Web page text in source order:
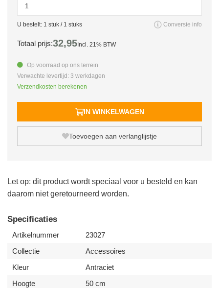
U bestelt: 1 stuk / 1 stuks Conversie info
Totaal prijs:32,95 Incl. 21% BTW
Op voorraad op ons terrein
Verwachte levertijd: 3 werkdagen
Verzendkosten berekenen
IN WINKELWAGEN
Toevoegen aan verlanglijstje
Let op: dit product wordt speciaal voor u besteld en kan
daarom niet geretourneerd worden.
Specificaties
Artikelnummer
23027
Collectie
Accessoires
Kleur
Antraciet
Hoogte
50 cm